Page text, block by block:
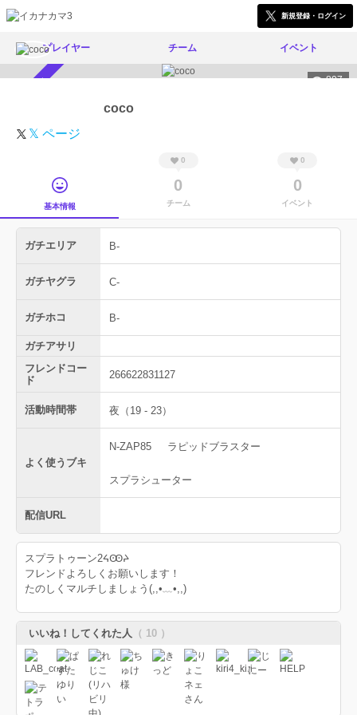
新規登録・ログイン
プレイヤー チーム イベント
897
coco
𝕏 ページ
基本情報
0
0
チーム
0
0
イベント
ガチエリア B-
ガチヤグラ C-
ガチホコ B-
ガチアサリ
フレンドコー
ド
266622831127
活動時間帯 夜（19 - 23）
よく使うブキ
N-ZAP85 ラピッドブラスター
スプラシューター
配信URL
スプラトゥーン2ᔦꙬᔨ
フレンドよろしくお願いします！
たのしくマルチしましょう(,,•﹏•,,)
いいね！してくれた人 （ 10 ）